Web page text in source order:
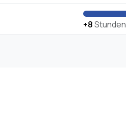
+8Stunden